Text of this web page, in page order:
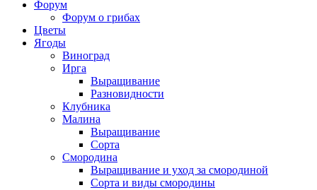
Форум
Форум о грибах
Цветы
Ягоды
Виноград
Ирга
Выращивание
Разновидности
Клубника
Малина
Выращивание
Сорта
Смородина
Выращивание и уход за смородиной
Сорта и виды смородины